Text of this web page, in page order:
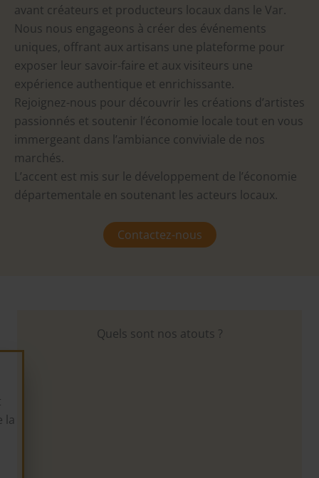
avant créateurs et producteurs locaux dans le Var.
Nous nous engageons à créer des événements
uniques, offrant aux artisans une plateforme pour
exposer leur savoir-faire et aux visiteurs une
expérience authentique et enrichissante.
Rejoignez-nous pour découvrir les créations d’artistes
passionnés et soutenir l’économie locale tout en vous
immergeant dans l’ambiance conviviale de nos
marchés.
L’accent est mis sur le développement de l’économie
départementale en soutenant les acteurs locaux.
Contactez-nous
Quels sont nos atouts ?
la